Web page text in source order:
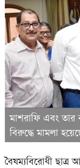
মাশরাফি এবং
বিরুদ্ধে মামলা
বৈষম্যবিরোধী